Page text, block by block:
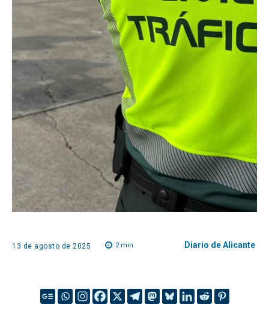
13 de agosto de 2025 2min. Diario de Alicante